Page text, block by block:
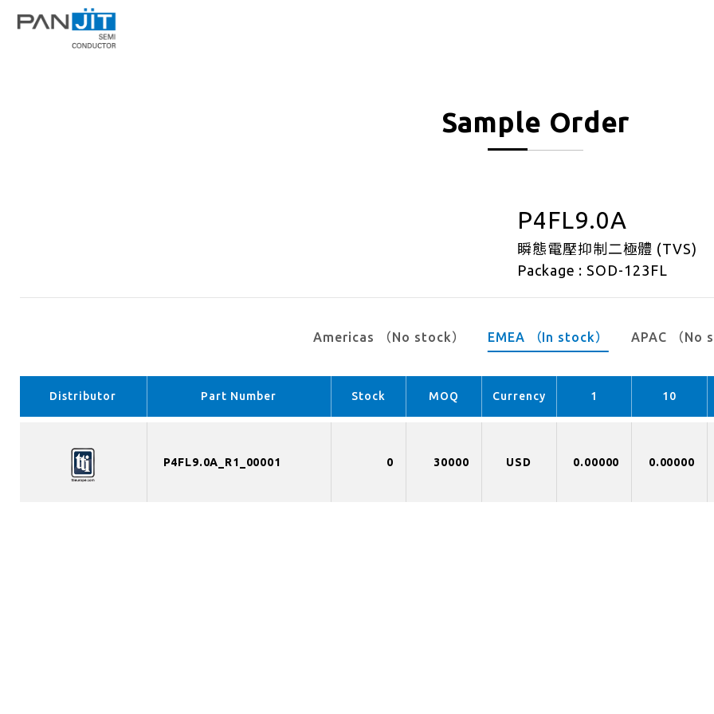
Sample Order
P4FL9.0A
瞬態電壓抑制二極體 (TVS)
Package : SOD-123FL
Americas （No stock） EMEA （In stock） APAC （No
Distributor Part Number Stock MOQ Currency 1 10
P4FL9.0A_R1_00001 0 30000 USD 0.00000 0.00000